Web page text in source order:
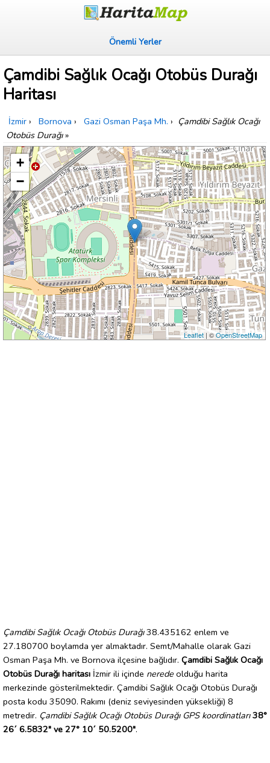
Önemli Yerler
Çamdibi Sağlık Ocağı Otobüs Durağı
Haritası
İzmir › Bornova › Gazi Osman Paşa Mh. › Çamdibi Sağlık Ocağı
Otobüs Durağı»
+
−
Leaflet| ©OpenStreetMap
Çamdibi Sağlık Ocağı Otobüs Durağı38.435162 enlem ve
27.180700 boylamda yer almaktadır. Semt/Mahalle olarak Gazi
Osman Paşa Mh. ve Bornova ilçesine bağlıdır. Çamdibi Sağlık Ocağı
Otobüs Durağı haritası İzmir ili içinde nerede olduğu harita
merkezinde gösterilmektedir. Çamdibi Sağlık Ocağı Otobüs Durağı
posta kodu 35090. Rakımı (deniz seviyesinden yüksekliği) 8
metredir. Çamdibi Sağlık Ocağı Otobüs Durağı GPS koordinatları 38°
26´ 6.5832" ve 27° 10´ 50.5200".